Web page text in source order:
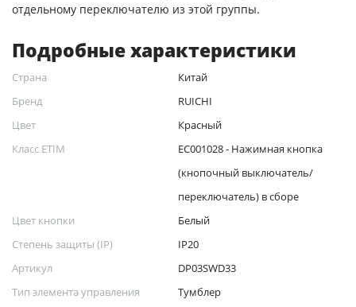
отдельному переключателю из этой группы.
Подробные характеристики
Страна
Китай
Бренд
RUICHI
Цвет
Красный
Класс ETIM
EC001028 - Нажимная кнопка
(кнопочный выключатель/
переключатель) в сборе
Цвет кнопки
Белый
Степень защиты (IP)
IP20
Артикул
DP03SWD33
Тип элемента управления
Тумблер